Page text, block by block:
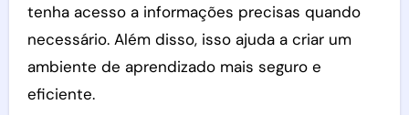
tenha acesso a informações precisas quando
necessário. Além disso, isso ajuda a criar um
ambiente de aprendizado mais seguro e
eficiente.